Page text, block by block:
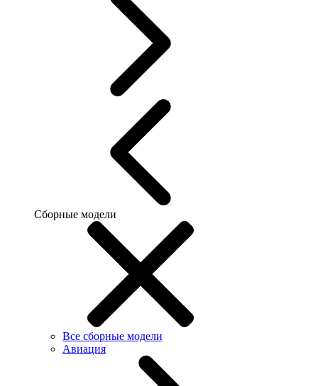
Сборные модели
Все сборные модели
Авиация